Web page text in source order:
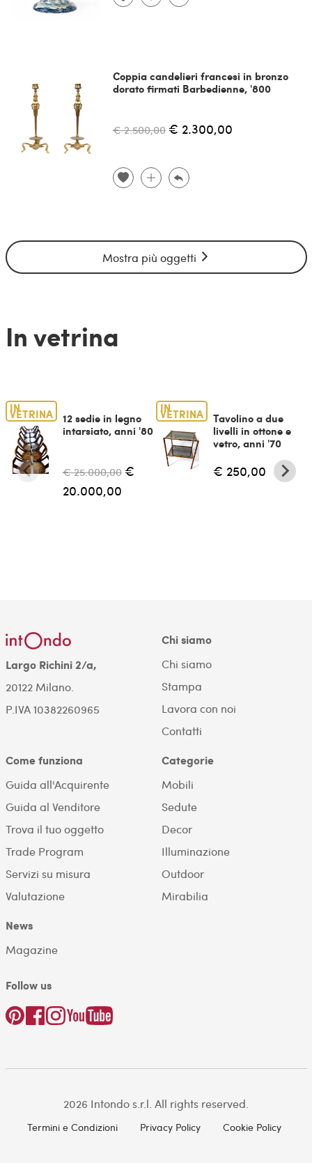
Coppia candelieri francesi in bronzo
dorato firmati Barbedienne, '800
€ 2.500,00 € 2.300,00
Mostra più oggetti
In vetrina
IN
VETRINA
12 sedie in legno
intarsiato, anni '80
€ 25.000,00 €
20.000,00
IN
VETRINA
Tavolino a due
livelli in ottone e
vetro, anni '70
€ 250,00
Largo Richini 2/a,
20122 Milano.
P.IVA 10382260965
Chi siamo
Chi siamo
Stampa
Lavora con noi
Contatti
Come funziona
Guida all'Acquirente
Guida al Venditore
Trova il tuo oggetto
Trade Program
Servizi su misura
Valutazione
Categorie
Mobili
Sedute
Decor
Illuminazione
Outdoor
Mirabilia
News
Magazine
Follow us
2026 Intondo s.r.l. All rights reserved.
Termini e Condizioni Privacy Policy Cookie Policy